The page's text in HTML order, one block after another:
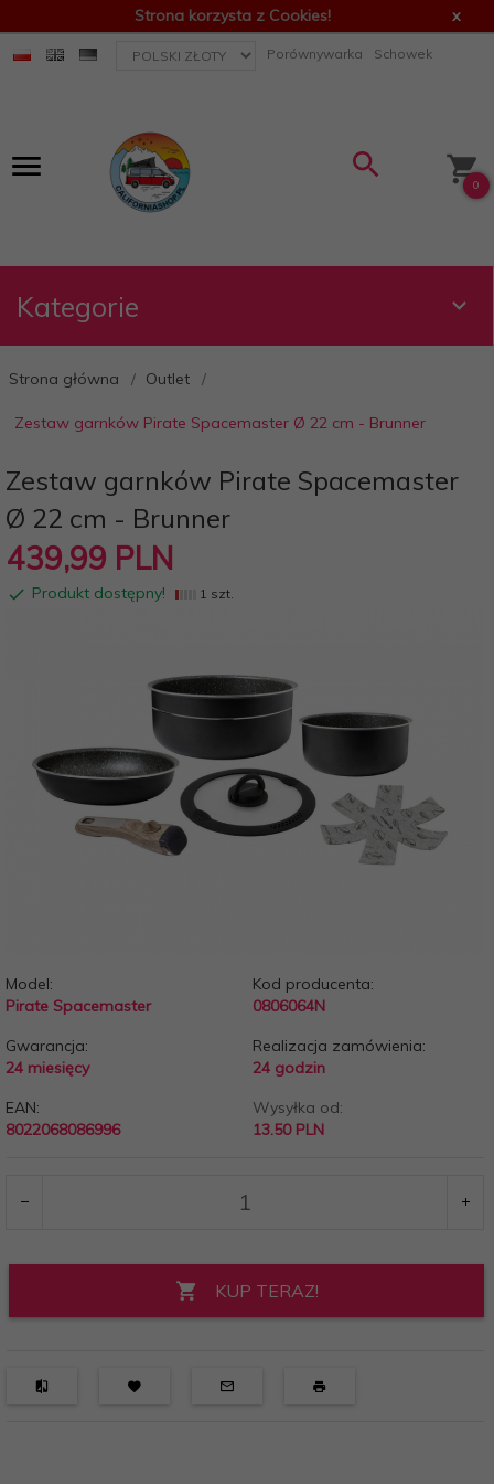
Strona korzysta z Cookies! x
currency_h Porównywarka Schowek
0
Kategorie
Strona główna Outlet
Zestaw garnków Pirate Spacemaster Ø 22 cm - Brunner
Zestaw garnków Pirate Spacemaster
Ø 22 cm - Brunner
439,99 PLN
Produkt dostępny! 1 szt.
Model:
Pirate Spacemaster
Kod producenta:
0806064N
Gwarancja:
24 miesięcy
Realizacja zamówienia:
24 godzin
EAN:
8022068086996
Wysyłka od:
13.50 PLN
KUP TERAZ!